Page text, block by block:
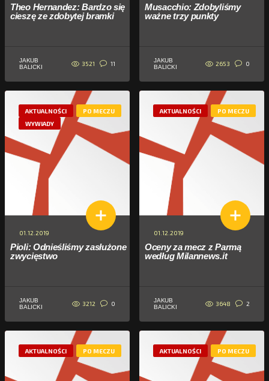
Theo Hernandez: Bardzo się
cieszę ze zdobytej bramki
JAKUB
BALICKI
3521 11
Musacchio: Zdobyliśmy
ważne trzy punkty
JAKUB
BALICKI
2653 0
AKTUALNOŚCI
PO MECZU
WYWIADY
01.12.2019
Pioli: Odnieśliśmy zasłużone
zwycięstwo
JAKUB
BALICKI
3212 0
AKTUALNOŚCI PO MECZU
01.12.2019
Oceny za mecz z Parmą
według Milannews.it
JAKUB
BALICKI
3648 2
AKTUALNOŚCI PO MECZU AKTUALNOŚCI PO MECZU